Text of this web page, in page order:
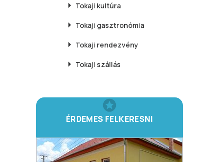
Tokaji kultúra
Tokaji gasztronómia
Tokaji rendezvény
Tokaji szállás
ÉRDEMES FELKERESNI